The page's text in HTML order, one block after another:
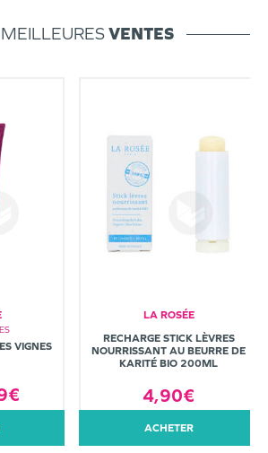
VENTES
VIGNES
LA ROSÉE
RECHARGE STICK LÈVRES
NOURRISSANT AU BEURRE DE
KARITÉ BIO 200ML
4,90€
ACHETER